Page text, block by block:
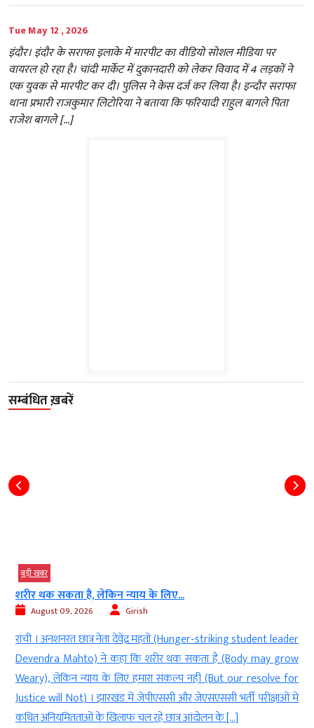
Tue May 12 , 2026
इंदौर। इंदौर के सराफा इलाके में मारपीट का वीडियो सोशल मीडिया पर
वायरल हो रहा है। चांदी मार्केट में दुकानदारी को लेकर विवाद में 4 लड़कों ने
एक युवक से मारपीट कर दी। पुलिस ने केस दर्ज कर लिया है। इन्दौर सराफा
थाना प्रभारी राजकुमार लिटोरिया ने बताया कि फरियादी राहुल बागले पिता
राजेश बागले […]
सम्बंधित ख़बरें
बड़ी खबर
बिहार सरकार गुणवत्तापूर्ण शिक्षा, बेहतर परीक्षा व्यवस्था और...
August 09, 2026 Girish
पटना । मुख्यमंत्री सम्राट चौधरी (Chief Minister Samrat Choudhary) ने
कहा कि बिहार सरकार (Bihar Government) गुणवत्तापूर्ण शिक्षा, बेहतर
परीक्षा व्यवस्था और छात्रों के उज्ज्वल भविष्य के लिए (To Quality Education,
an improved Examination System and Bright Future of
Students) प्रतिबद्ध है (Is Committed) । बिहार के मुख्यमंत्री सम्राट चौधरी